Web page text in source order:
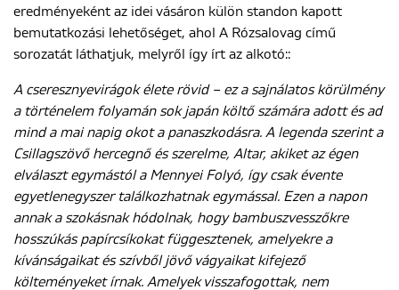
ENGLISH
eredményeként az idei vásáron külön standon kapott
bemutatkozási lehetőséget, ahol A Rózsalovag című
sorozatát láthatjuk, melyről így írt az alkotó::
A cseresznyevirágok élete rövid – ez a sajnálatos körülmény
a történelem folyamán sok japán költő számára adott és ad
mind a mai napig okot a panaszkodásra. A legenda szerint a
Csillagszövő hercegnő és szerelme, Altar, akiket az égen
elválaszt egymástól a Mennyei Folyó, így csak évente
egyetlenegyszer találkozhatnak egymással. Ezen a napon
annak a szokásnak hódolnak, hogy bambuszvesszőkre
hosszúkás papírcsíkokat függesztenek, amelyekre a
kívánságaikat és szívből jövő vágyaikat kifejező
költeményeket írnak. Amelyek visszafogottak, nem